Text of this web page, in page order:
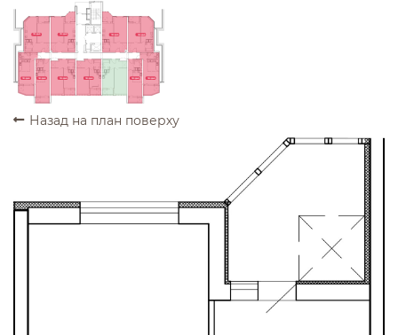
ПРОДАНО ПРОДАНО
ПРОДАНО
ПРОДАНО
ПРОДАНО
ПРОДАНО
ПРОДАНО
ПРОДАНО
Назад на план поверху